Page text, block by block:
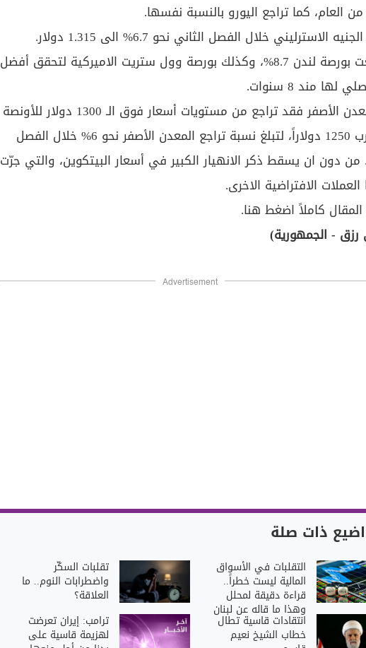
من العام، كما تراجع اليورو بالنسبة نفسها.
الاسترليني خلال الفصل الثاني نحو 6.7% الى 1.315 دولار.
وارتفعت بورصة لندن 8.7%، وكذلك بورصة وول ستريت الاميركية لتحقق أفضل
لها مند 8 سنوات.
أمّا المعدن الأصفر فقد تراجع من مستويات أسعار فوق الـ 1300 دولار للأونصة
الى قرب 1250 دولاراً، لتبلغ نسبة تراجع المعدن الأصفر نحو 6% خلال الفصل
من دون ان يسقط ذكر الانهيار الكبير في أسعار البيتكوين، والتي جرّت
العملات الافتراضية الاخرى.
كاملاً اضغط هنا.
- الجمهورية)
Advertisement
ذات صلة
التقلبات في الأسواق
المالية ليست خطراً..
قراءة دقيقة لمحلل
وهذا ما قاله عن لبنان
تقلبات السكّر
واضطرابات النوم.. ما
العلاقة؟
انتقادات قاسية تطال
خطاب الشيخ نعيم
ترامب: إيران تعرضت
لهزيمة قاسية على